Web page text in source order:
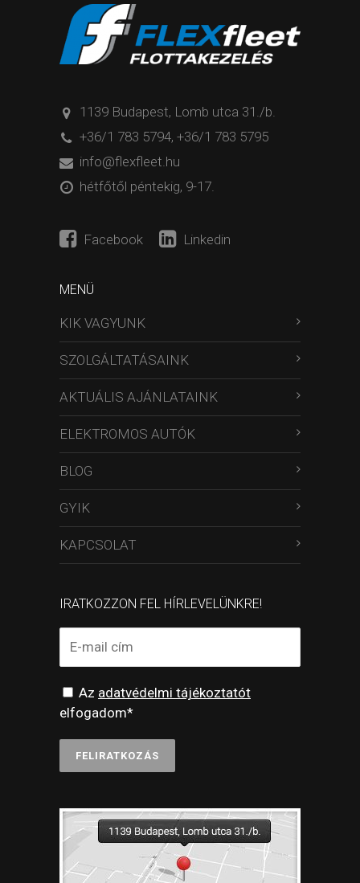
1139 Budapest, Lomb utca 31./b.
+36/1 783 5794, +36/1 783 5795
info@flexfleet.hu
hétfőtől péntekig, 9-17.
Facebook Linkedin
MENÜ
KIK VAGYUNK
SZOLGÁLTATÁSAINK
AKTUÁLIS AJÁNLATAINK
ELEKTROMOS AUTÓK
BLOG
GYIK
KAPCSOLAT
IRATKOZZON FEL HÍRLEVELÜNKRE!
Az adatvédelmi tájékoztatót
elfogadom*